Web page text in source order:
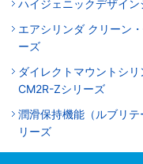
ハイジェニックデザイ
エアシリンダ クリーン
ーズ
ダイレクトマウントシ
CM2R-Zシリーズ
潤滑保持機能（ルブリ
リーズ